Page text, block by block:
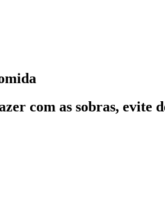
com as sobras, evite